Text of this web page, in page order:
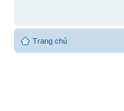
Trang chủ